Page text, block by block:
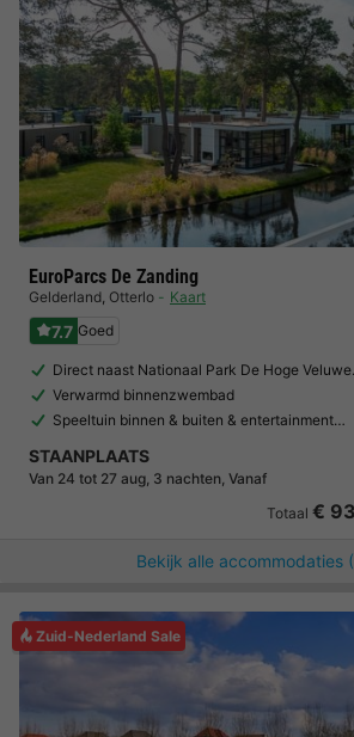
EuroParcs De Zanding
Gelderland, Otterlo Kaart
7.7 Goed
Direct naast Nationaal Park De Hoge
Verwarmd binnenzwembad
Speeltuin binnen & buiten & entertainment…
STAANPLAATS
Van 24 tot 27 aug, 3 nachten, Vanaf
Totaal €
Bekijk alle accommodaties
Zuid-Nederland Sale